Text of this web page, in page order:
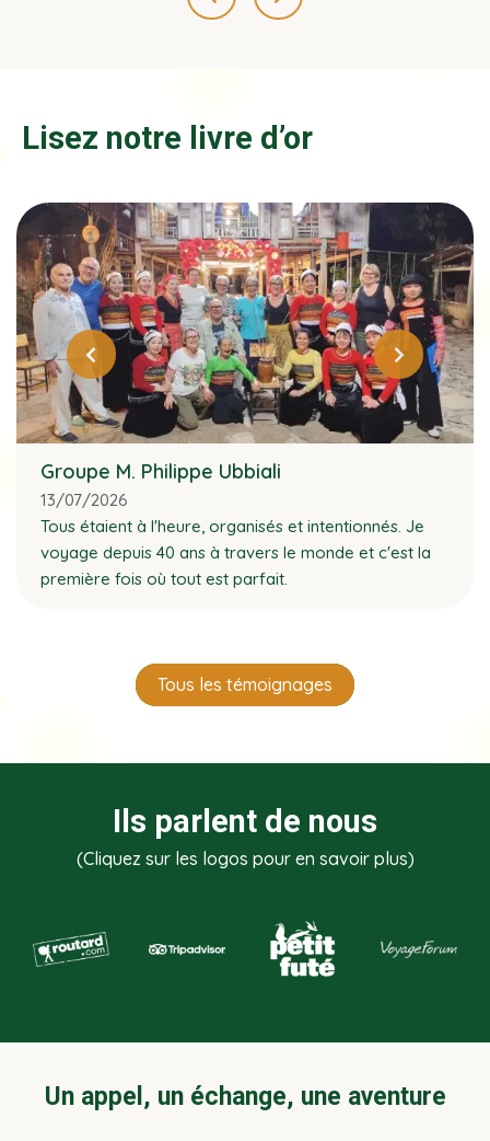
Lisez notre livre d’or
Groupe M. Philippe Ubbiali
13/07/2026
Tous étaient à l'heure, organisés et intentionnés. Je
voyage depuis 40 ans à travers le monde et c'est la
première fois où tout est parfait.
Tous les témoignages
Ils parlent de nous
(Cliquez sur les logos pour en savoir plus)
Un appel, un échange, une aventure